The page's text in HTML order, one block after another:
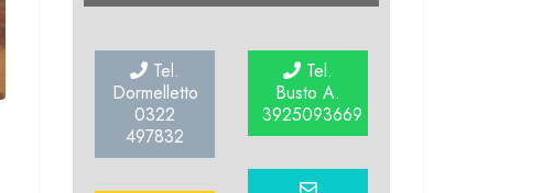
Tel.
Dormelletto
0322
497832
Tel.
Busto A.
3925093669